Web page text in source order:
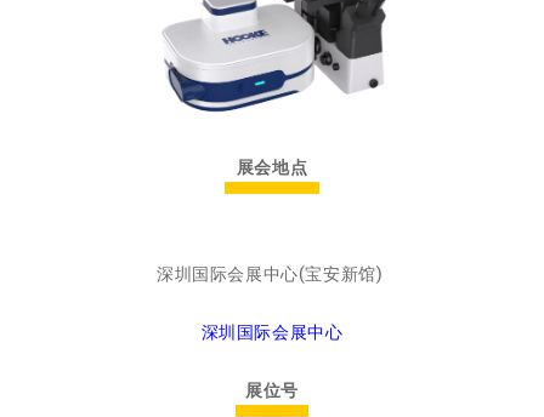
展会地点
深圳国际会展中心(宝安新馆)
深圳国际会展中心
展位号